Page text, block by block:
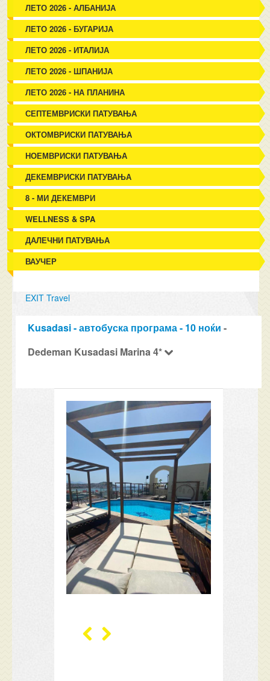
ЛЕТО 2026 - АЛБАНИЈА
ЛЕТО 2026 - БУГАРИЈА
ЛЕТО 2026 - ИТАЛИЈА
ЛЕТО 2026 - ШПАНИЈА
ЛЕТО 2026 - НА ПЛАНИНА
СЕПТЕМВРИСКИ ПАТУВАЊА
ОКТОМВРИСКИ ПАТУВАЊА
НОЕМВРИСКИ ПАТУВАЊА
ДЕКЕМВРИСКИ ПАТУВАЊА
8 - МИ ДЕКЕМВРИ
WELLNESS & SPA
ДАЛЕЧНИ ПАТУВАЊА
ВАУЧЕР
EXIT Travel
Kusadasi - автобуска програма - 10 ноќи -
Dedeman Kusadasi Marina 4*